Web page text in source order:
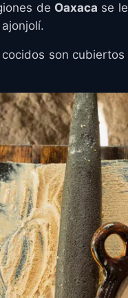
de Oaxaca se
son